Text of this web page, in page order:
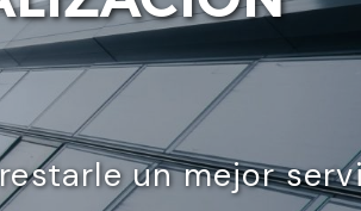
un mejor